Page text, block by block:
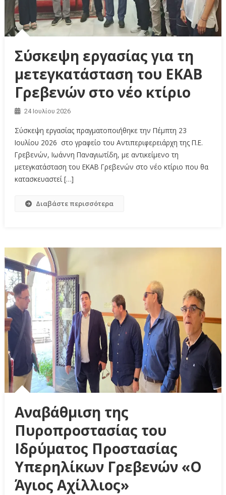
Σύσκεψη εργασίας για τη
μετεγκατάσταση του ΕΚΑΒ
Γρεβενών στο νέο κτίριο
24 Ιουλίου 2026
Σύσκεψη εργασίας πραγματοποιήθηκε την Πέμπτη 23
Ιουλίου 2026 στο γραφείο του Αντιπεριφερειάρχη της Π.Ε.
Γρεβενών, Ιωάννη Παναγιωτίδη, με αντικείμενο τη
μετεγκατάσταση του ΕΚΑΒ Γρεβενών στο νέο κτίριο που θα
κατασκευαστεί […]
Διαβάστε περισσότερα
Αναβάθμιση της
Πυροπροστασίας του
Ιδρύματος Προστασίας
Υπερηλίκων Γρεβενών «Ο
Άγιος Αχίλλιος»